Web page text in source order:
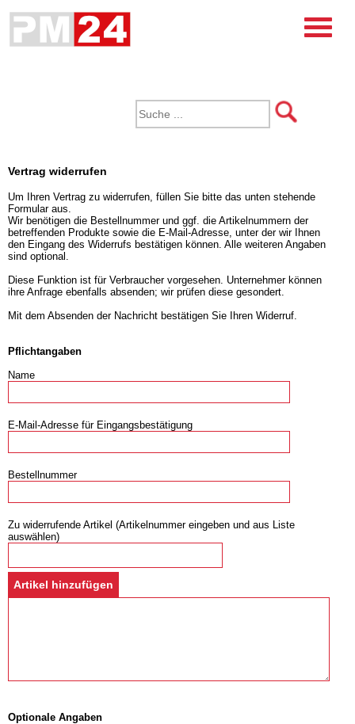
Vertrag widerrufen
Um Ihren Vertrag zu widerrufen, füllen Sie bitte das unten stehende
Formular aus.
Wir benötigen die Bestellnummer und ggf. die Artikelnummern der
betreffenden Produkte sowie die E-Mail-Adresse, unter der wir Ihnen
den Eingang des Widerrufs bestätigen können. Alle weiteren Angaben
sind optional.
Diese Funktion ist für Verbraucher vorgesehen. Unternehmer können
ihre Anfrage ebenfalls absenden; wir prüfen diese gesondert.
Mit dem Absenden der Nachricht bestätigen Sie Ihren Widerruf.
Pflichtangaben
Name
E-Mail-Adresse für Eingangsbestätigung
Bestellnummer
Zu widerrufende Artikel (Artikelnummer eingeben und aus Liste
auswählen)
Optionale Angaben